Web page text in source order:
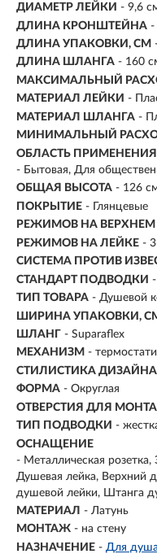
ДИАМЕТР ЛЕЙКИ - 9,6
ДЛИНА КРОНШТЕЙНА -
ДЛИНА УПАКОВКИ, СМ
ДЛИНА ШЛАНГА - 160
МАКСИМАЛЬНЫЙ
МАТЕРИАЛ ЛЕЙКИ -
МАТЕРИАЛ ШЛАНГА -
МИНИМАЛЬНЫЙ
ОБЛАСТЬ ПРИМЕНЕНИЯ
- Бытовая, Для
ОБЩАЯ ВЫСОТА - 126
ПОКРЫТИЕ - Глянцевые
РЕЖИМОВ НА
РЕЖИМОВ НА ЛЕЙКЕ -
СИСТЕМА ПРОТИВ
СТАНДАРТ ПОДВОДКИ
ТИП ТОВАРА - Душевой
ШИРИНА УПАКОВКИ,
ШЛАНГ - Suparaflex
МЕХАНИЗМ -
СТИЛИСТИКА ДИЗАЙНА
ФОРМА - Округлая
ОТВЕРСТИЯ ДЛЯ
ТИП ПОДВОДКИ -
ОСНАЩЕНИЕ
- Металлическая
Душевая лейка, Верхний
душевой лейки, Штанга
МАТЕРИАЛ - Латунь
МОНТАЖ - на стену
НАЗНАЧЕНИЕ - Для